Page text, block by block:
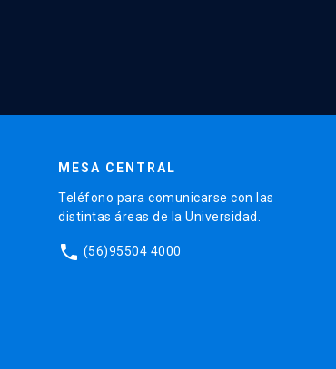
MESA CENTRAL
Teléfono para comunicarse con las
distintas áreas de la Universidad.
phone (56)95504 4000